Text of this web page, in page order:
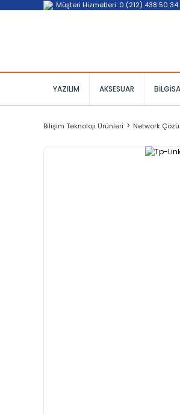
Müşteri Hizmetleri: 0 (212) 438 50 34
YAZILIM AKSESUAR
Bilişim Teknoloji Ürünleri Network